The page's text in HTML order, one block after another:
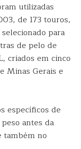
utilizadas
de 173 touros,
para
de pelo de
criados em cinco
Minas Gerais e
específicos de
antes da
também no